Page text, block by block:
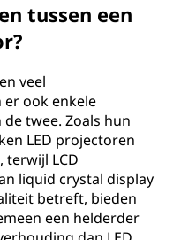
tussen een
veel
ook enkele
twee. Zoals hun
LED projectoren
terwijl LCD
liquid crystal display
betreft, bieden
een helderder